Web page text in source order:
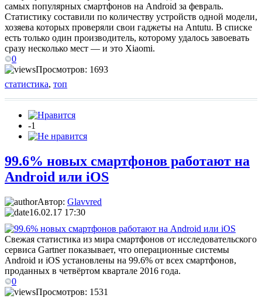
самых популярных смартфонов на Android за февраль.
Статистику составили по количеству устройств одной модели,
хозяева которых проверяли свои гаджеты на Antutu. В списке
есть только один производитель, которому удалось завоевать
сразу несколько мест — и это Xiaomi.
0
Просмотров: 1693
статистика, топ
-1
99.6% новых смартфонов работают на
Android или iOS
Автор: Glavvred
16.02.17 17:30
Свежая статистика из мира смартфонов от исследовательского
сервиса Gartner показывает, что операционные системы
Android и iOS установлены на 99.6% от всех смартфонов,
проданных в четвёртом квартале 2016 года.
0
Просмотров: 1531